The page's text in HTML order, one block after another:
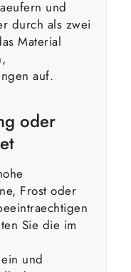
und
durch als zwei
Material
auf.
oder
Frost oder
Sie die im
und